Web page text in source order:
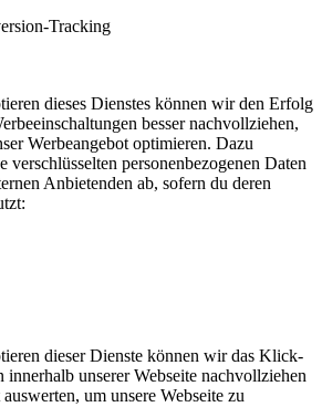
Tracking
dieses Dienstes können wir den Erfolg
besser nachvollziehen,
Werbeangebot optimieren. Dazu
verschlüsselten personenbezogenen Daten
Anbietenden ab, sofern du deren
dieser Dienste können wir das Klick-
innerhalb unserer Webseite nachvollziehen
um unsere Webseite zu